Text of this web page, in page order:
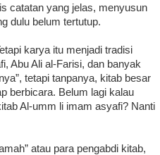
catatan yang jelas, menyusun
dulu belum tertutup.
karya itu menjadi tradisi
Abu Ali al-Farisi, dan banyak
tetapi tanpanya, kitab besar
berbicara. Belum lagi kalau
Al-umm li imam asyafi? Nanti
atau para pengabdi kitab,